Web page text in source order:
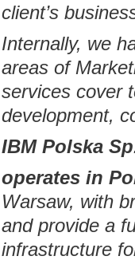
client’s
Internally, we
areas of
services cover
development,
IBM Polska
operates in
Warsaw, with
and provide a
infrastructure